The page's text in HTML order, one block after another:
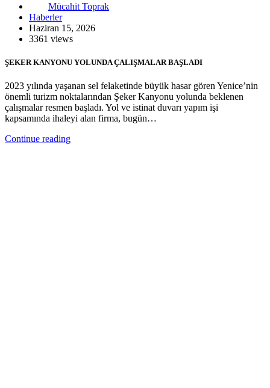
Mücahit Toprak
Haberler
Haziran 15, 2026
3361 views
ŞEKER KANYONU YOLUNDA ÇALIŞMALAR BAŞLADI
2023 yılında yaşanan sel felaketinde büyük hasar gören Yenice’nin
önemli turizm noktalarından Şeker Kanyonu yolunda beklenen
çalışmalar resmen başladı. Yol ve istinat duvarı yapım işi
kapsamında ihaleyi alan firma, bugün…
Continue reading